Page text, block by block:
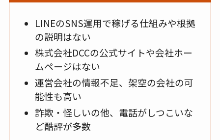
LINEのSNS運用で稼げる仕組みや根拠
の説明はない
株式会社DCCの公式サイトや会社ホー
ムページはない
運営会社の情報不足、架空の会社の可
能性も高い
詐欺・怪しいの他、電話がしつこいな
ど酷評が多数